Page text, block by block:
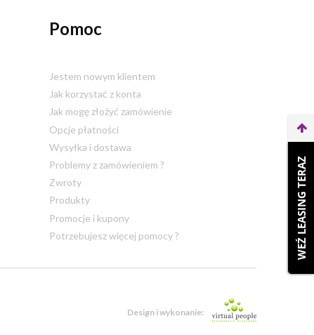
Pomoc
Jestem nowym klientem
Jak korzystać z konta
Jak mogę złożyć zamówienie
Opcje płatności
Wysyłka i dostawa
Problemy z zamówieniem ?
Zwroty
Produkty
Promocje i kupony
Potrzebujesz więcej pomocy ?
Design i wykonanie:
WEŹ LEASING TERAZ